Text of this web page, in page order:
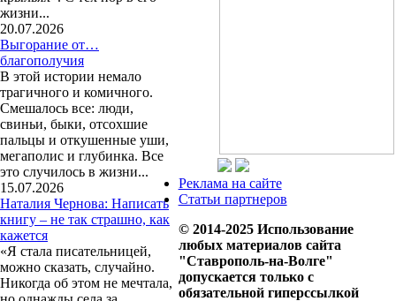
жизни...
20.07.2026
Выгорание от…
благополучия
В этой истории немало
трагичного и комичного.
Смешалось все: люди,
свиньи, быки, отсохшие
пальцы и откушенные уши,
мегаполис и глубинка. Все
это случилось в жизни...
15.07.2026
Наталия Чернова: Написать
книгу – не так страшно, как
кажется
«Я стала писательницей,
можно сказать, случайно.
Никогда об этом не мечтала,
Реклама на сайте
Статьи партнеров
© 2014-2025 Использование
любых материалов сайта
"Ставрополь-на-Волге"
допускается только с
обязательной гиперссылкой